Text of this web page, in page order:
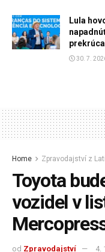
Lula
30. 7.
Home Zpravodajství z
Toyota
vozidel v
od Zpravodajství 4.